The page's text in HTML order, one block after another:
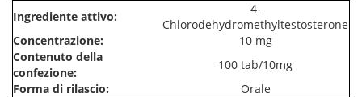
Ingrediente attivo:
4-
Chlorodehydromethyltestosterone
Concentrazione:
10 mg
Contenuto della
confezione:
100 tab/10mg
Forma di rilascio:
Orale